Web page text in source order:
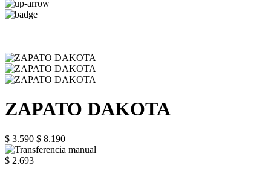
ZAPATO DAKOTA
$ 3.590 $ 8.190
$ 2.693